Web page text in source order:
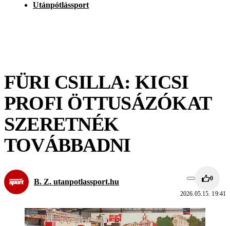
Utánpótlássport
FÜRI CSILLA: KICSI
PROFI ÖTTUSÁZÓKAT
SZERETNÉK
TOVÁBBADNI
B. Z. utanpotlassport.hu 0
2026.05.15. 19:41